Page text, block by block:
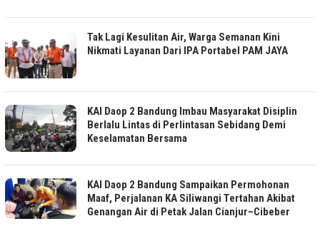
Tak Lagi Kesulitan Air, Warga Semanan Kini
Nikmati Layanan Dari IPA Portabel PAM JAYA
KAI Daop 2 Bandung Imbau Masyarakat Disiplin
Berlalu Lintas di Perlintasan Sebidang Demi
Keselamatan Bersama
KAI Daop 2 Bandung Sampaikan Permohonan
Maaf, Perjalanan KA Siliwangi Tertahan Akibat
Genangan Air di Petak Jalan Cianjur–Cibeber